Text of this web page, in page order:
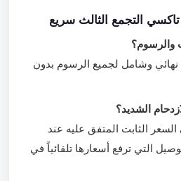
التجمع الثالث سريع
وشامل لجميع الرسوم بدون
الشديد؟
الثابت المتفق عليه عند
التي ترفع أسعارها تلقائياً في